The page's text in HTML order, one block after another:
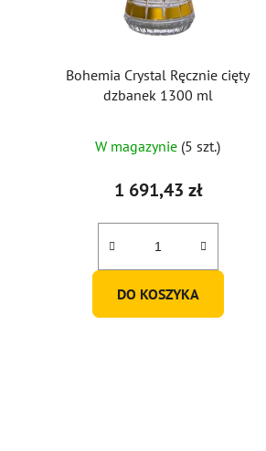
Bohemia Crystal Ręcznie cięty
dzbanek 1300 ml
W magazynie (5 szt.)
1 691,43 zł
DO KOSZYKA